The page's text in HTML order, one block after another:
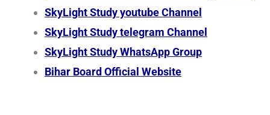
SkyLight Study youtube Channel
SkyLight Study telegram Channel
SkyLight Study WhatsApp Group
Bihar Board Official Website